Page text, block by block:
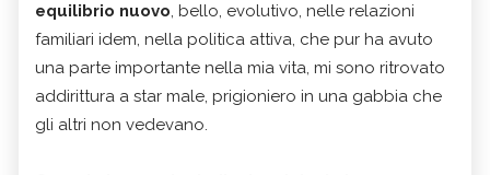
equilibrio nuovo, bello, evolutivo, nelle relazioni
familiari idem, nella politica attiva, che pur ha avuto
una parte importante nella mia vita, mi sono ritrovato
addirittura a star male, prigioniero in una gabbia che
gli altri non vedevano.